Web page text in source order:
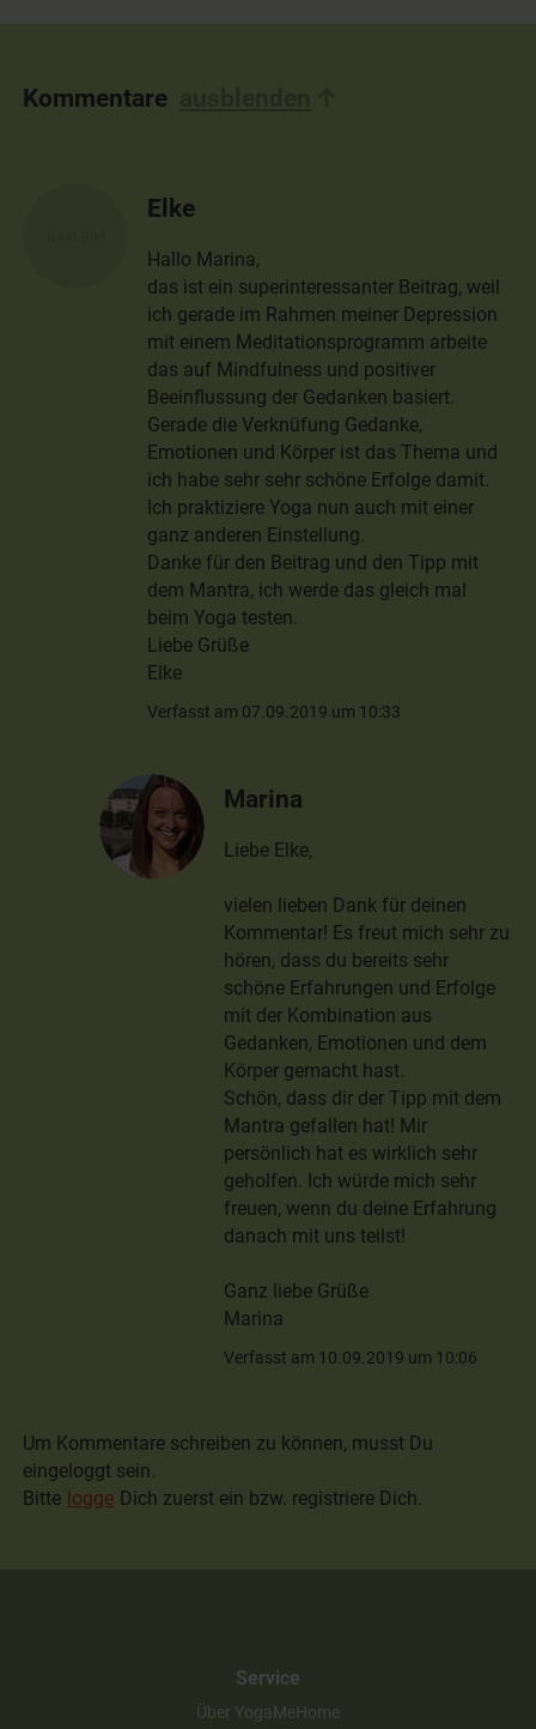
Kommentare
Elke
Hallo Marina,
das ist ein superinteressanter Beitrag, weil
ich gerade im Rahmen meiner Depression
mit einem Meditationsprogramm arbeite
das auf Mindfulness und positiver
Beeinflussung der Gedanken basiert.
Gerade die Verknüfung Gedanke,
Emotionen und Körper ist das Thema und
ich habe sehr sehr schöne Erfolge damit.
Ich praktiziere Yoga nun auch mit einer
ganz anderen Einstellung.
Danke für den Beitrag und den Tipp mit
dem Mantra, ich werde das gleich mal
beim Yoga testen.
Liebe Grüße
Elke
Verfasst am 07.09.2019 um 10:33
Marina
Liebe Elke,
vielen lieben Dank für deinen
Kommentar! Es freut mich sehr zu
hören, dass du bereits sehr
schöne Erfahrungen und Erfolge
mit der Kombination aus
Gedanken, Emotionen und dem
Körper gemacht hast.
Schön, dass dir der Tipp mit dem
Mantra gefallen hat! Mir
persönlich hat es wirklich sehr
geholfen. Ich würde mich sehr
freuen, wenn du deine Erfahrung
danach mit uns teilst!
Ganz liebe Grüße
Marina
Verfasst am 10.09.2019 um 10:06
Um Kommentare schreiben zu können, musst Du
eingeloggt sein.
Bitte logge Dich zuerst ein bzw. registriere Dich.
Service
Über YogaMeHome